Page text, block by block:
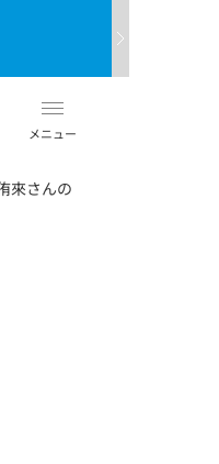
メニュー
來さんの